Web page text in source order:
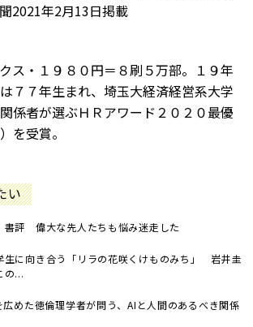
2021年2月13日掲載
ス・１９８０円＝８刷５万部。１９年
７７年生まれ、埼玉大経済経営系大学
係者が選ぶＨＲアワード２０２０最優
を受賞。
い
書評 偉大な先人たちも悩み迷走した
生に向き合う「リラの花咲くけものみち」 岩井圭
の...
広めた徳倫理学者が問う、AIと人間のあるべき関係